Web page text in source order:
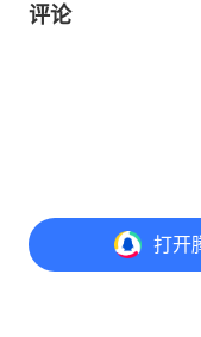
打开
评论